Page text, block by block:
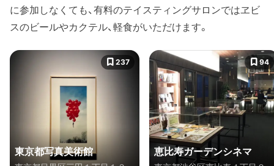
に参加しなくても、有料のテイスティングサロンではヱビ
スのビールやカクテル、軽食がいただけます。
東京都写真美術館
237
恵比寿ガーデンシネマ
94